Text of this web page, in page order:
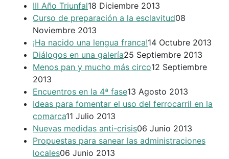
III Año Triunfal18 Diciembre 2013
Curso de preparación a la esclavitud08
Noviembre 2013
¡Ha nacido una lengua franca!14 Octubre 2013
Diálogos en una galería25 Septiembre 2013
Menos pan y mucho más circo12 Septiembre
2013
Encuentros en la 4ª fase13 Agosto 2013
Ideas para fomentar el uso del ferrocarril en la
comarca11 Julio 2013
Nuevas medidas anti-crisis06 Junio 2013
Propuestas para sanear las administraciones
locales06 Junio 2013